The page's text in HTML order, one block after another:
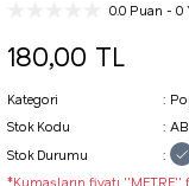
0.0 Puan - 0
180,00 TL
Kategori
Stok Kodu
Stok Durumu
*Kumaşların fiyatı ''METRE''